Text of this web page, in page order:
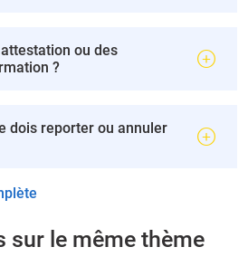
ou des
?
dois reporter ou annuler
sur le même thème